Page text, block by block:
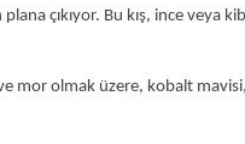
çıkıyor. Bu kış, ince
mor olmak üzere, kobalt